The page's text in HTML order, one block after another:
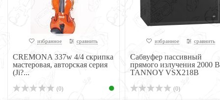
избранное сравнить
CREMONA 337w 4/4 скрипка
мастеровая, авторская серия
(Ji?...
(0)
избранное сравнить
Сабвуфер пассивный
прямого излучения 2000
TANNOY VSX218B
(0)